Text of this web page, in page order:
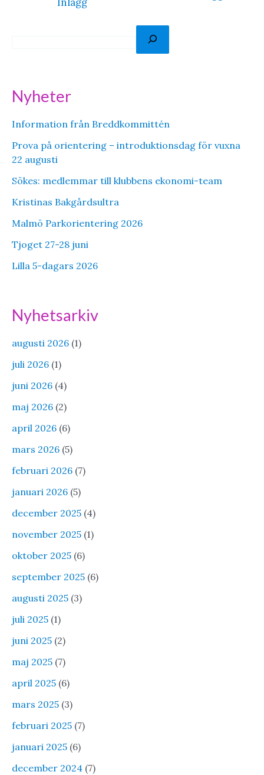
Nyheter
Information från Breddkommittén
Prova på orientering – introduktionsdag för vuxna
22 augusti
Sökes: medlemmar till klubbens ekonomi-team
Kristinas Bakgårdsultra
Malmö Parkorientering 2026
Tjoget 27-28 juni
Lilla 5-dagars 2026
Nyhetsarkiv
augusti 2026 (1)
juli 2026 (1)
juni 2026 (4)
maj 2026 (2)
april 2026 (6)
mars 2026 (5)
februari 2026 (7)
januari 2026 (5)
december 2025 (4)
november 2025 (1)
oktober 2025 (6)
september 2025 (6)
augusti 2025 (3)
juli 2025 (1)
juni 2025 (2)
maj 2025 (7)
april 2025 (6)
mars 2025 (3)
februari 2025 (7)
januari 2025 (6)
december 2024 (7)